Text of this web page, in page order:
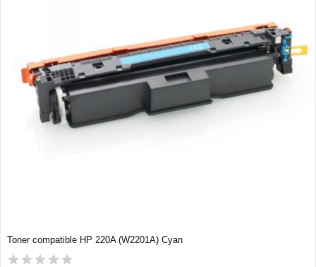
Toner compatible HP 220A (W2201A) Cyan